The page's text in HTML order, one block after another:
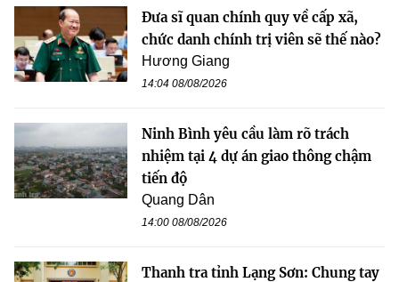
Đưa sĩ quan chính quy về cấp xã,
chức danh chính trị viên sẽ thế nào?
Hương Giang
14:04 08/08/2026
Ninh Bình yêu cầu làm rõ trách
nhiệm tại 4 dự án giao thông chậm
tiến độ
Quang Dân
14:00 08/08/2026
Thanh tra tỉnh Lạng Sơn: Chung tay